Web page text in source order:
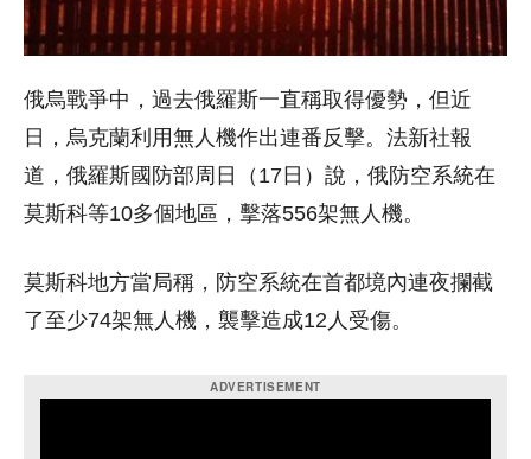
俄烏戰爭中，過去俄羅斯一直稱取得優勢，但近
日，烏克蘭利用無人機作出連番反擊。法新社報
道，俄羅斯國防部周日（17日）說，俄防空系統在
莫斯科等10多個地區，擊落556架無人機。
莫斯科地方當局稱，防空系統在首都境內連夜攔截
了至少74架無人機，襲擊造成12人受傷。